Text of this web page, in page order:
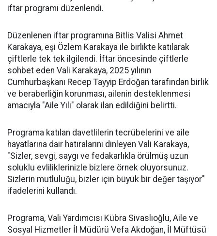
iftar programı düzenlendi.
Düzenlenen iftar programına Bitlis Valisi Ahmet
Karakaya, eşi Özlem Karakaya ile birlikte katılarak
çiftlerle tek tek ilgilendi. İftar öncesinde çiftlerle
sohbet eden Vali Karakaya, 2025 yılının
Cumhurbaşkanı Recep Tayyip Erdoğan tarafından birlik
ve beraberliğin korunması, ailenin desteklenmesi
amacıyla "Aile Yılı" olarak ilan edildiğini belirtti.
Programa katılan davetlilerin tecrübelerini ve aile
hayatlarına dair hatıralarını dinleyen Vali Karakaya,
"Sizler, sevgi, saygı ve fedakarlıkla örülmüş uzun
soluklu evliliklerinizle bizlere örnek oluyorsunuz.
Sizlerin mutluluğu, bizler için büyük bir değer taşıyor"
ifadelerini kullandı.
Programa, Vali Yardımcısı Kübra Sivaslıoğlu, Aile ve
Sosyal Hizmetler İl Müdürü Vefa Akdoğan, İl Müftüsü